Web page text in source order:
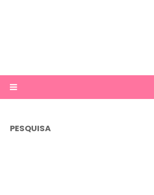
PESQUISA